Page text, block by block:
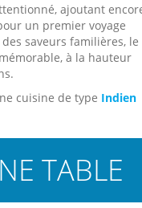
ajoutant
un premier voyage
saveurs familières, le
à la hauteur
cuisine de type Indien
TABLE